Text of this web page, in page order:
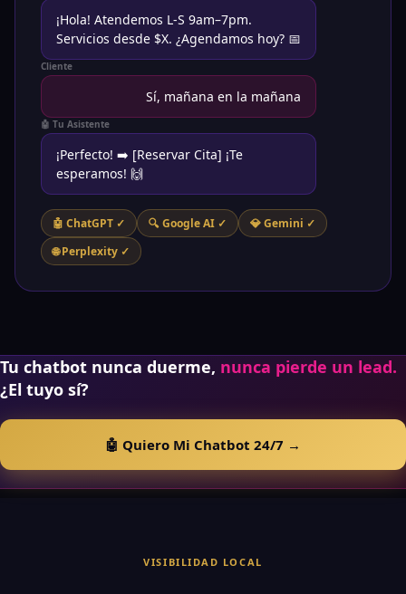
¡Hola! Atendemos L-S 9am–7pm.
Servicios desde $X. ¿Agendamos hoy? 📅
Cliente
Sí, mañana en la mañana
🤖 Tu Asistente
¡Perfecto! ➡️ [Reservar Cita] ¡Te
esperamos! 🙌
🤖 ChatGPT ✓ 🔍 Google AI ✓
💎 Gemini ✓
🌐 Perplexity ✓
Tu chatbot nunca duerme, nunca pierde un lead.
¿El tuyo sí?
🤖 Quiero Mi Chatbot 24/7 →
VISIBILIDAD LOCAL